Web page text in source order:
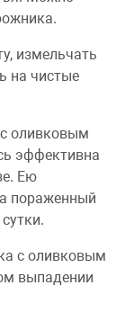
измельчать
на чистые
оливковым
эффективна
Ею
пораженный
с оливковым
выпадении